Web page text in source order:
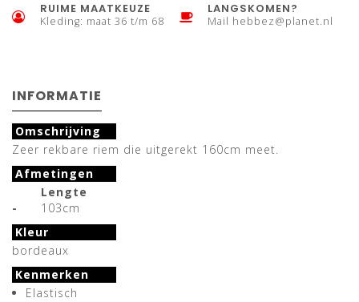
RUIME MAATKEUZE
Kleding: maat 36 t/m 68
LANGSKOMEN?
Mail hebbez@planet.nl
INFORMATIE
Omschrijving
Zeer rekbare riem die uitgerekt 160cm meet.
Afmetingen
Lengte
-
103cm
Kleur
bordeaux
Kenmerken
Elastisch